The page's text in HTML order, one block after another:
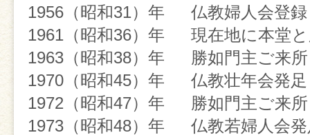
《行事報告》
【再建10周年記念法要】
「5月10日(日)、鴨池出張所に
「再建10周年記念法要」を無事
1956（昭和31）年 仏教婦人会登録
1961（昭和36）年 現在地に本堂と
1963（昭和38）年 勝如門主ご来所
1970（昭和45）年 仏教壮年会発足
1972（昭和47）年 勝如門主ご来所
1973（昭和48）年 仏教若婦人会発